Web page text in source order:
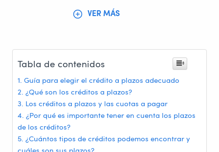
VER MÁS
Tabla de contenidos
Guía para elegir el crédito a plazos adecuado
¿Qué son los créditos a plazos?
Los créditos a plazos y las cuotas a pagar
¿Por qué es importante tener en cuenta los plazos
de los créditos?
¿Cuántos tipos de créditos podemos encontrar y